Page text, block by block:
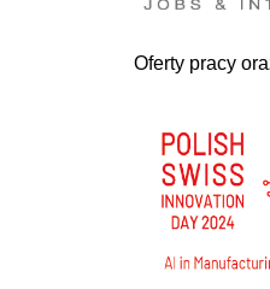
Oferty pracy